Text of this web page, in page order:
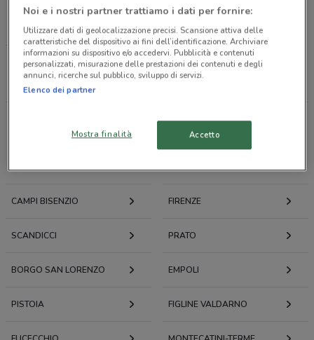
LOACKER
Tutti i negozi
Volantini e offerte intorno a Sesto Fiorentino
CAMPI BISENZIO FIRENZE
SCANDICCI PRATO
BORGO SAN LORENZO EMPOLI
PISTOIA FIGLINE VALDARNO
Noi e i nostri partner trattiamo i dati per fornire:
Utilizzare dati di geolocalizzazione precisi. Scansione attiva delle
caratteristiche del dispositivo ai fini dell’identificazione. Archiviare
informazioni su dispositivo e/o accedervi. Pubblicità e contenuti
personalizzati, misurazione delle prestazioni dei contenuti e degli
annunci, ricerche sul pubblico, sviluppo di servizi.
Elenco dei partner
Mostra finalità Accetto